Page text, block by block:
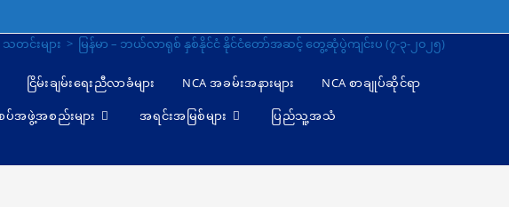
သတင်းများ > မြန်မာ – ဘယ်လာရုစ် နှစ်နိုင်ငံ နိုင်ငံတော်အဆင့် တွေ့ဆုံပွဲကျင်းပ (၇-၃-၂၀၂၅)
ငြိမ်းချမ်းရေးညီလာခံများ NCA အခမ်းအနားများ NCA စာချုပ်ဆိုင်ရာ
အဖွဲ့အစည်းများ အရင်းအမြစ်များ ပြည်သူ့အသံ